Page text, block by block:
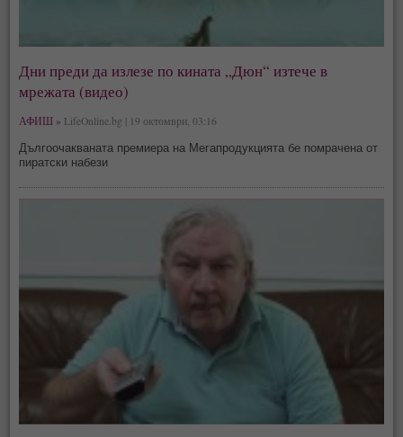
Дни преди да излезе по кината „Дюн“ изтече в
мрежата (видео)
АФИШ » LifeOnline.bg | 19 октомври, 03:16
Дългоочакваната премиера на Мегапродукцията бе помрачена от
пиратски набези